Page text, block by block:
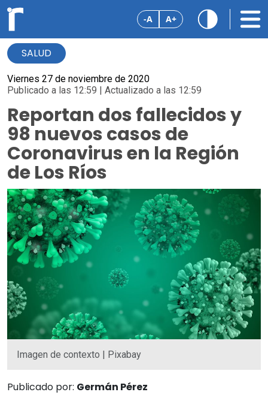
-A A+
SALUD
Viernes 27 de noviembre de 2020
Publicado a las 12:59 | Actualizado a las 12:59
Reportan dos fallecidos y
98 nuevos casos de
Coronavirus en la Región
de Los Ríos
Imagen de contexto | Pixabay
Publicado por: Germán Pérez